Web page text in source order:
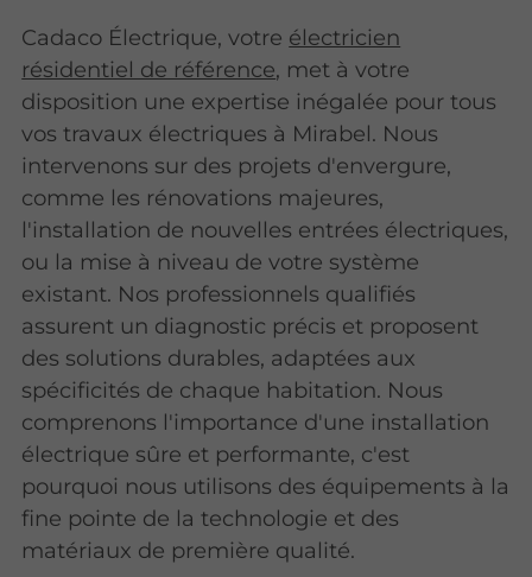
Cadaco Électrique, votre électricien
résidentiel de référence, met à votre
disposition une expertise inégalée pour tous
vos travaux électriques à Mirabel. Nous
intervenons sur des projets d'envergure,
comme les rénovations majeures,
l'installation de nouvelles entrées électriques,
ou la mise à niveau de votre système
existant. Nos professionnels qualifiés
assurent un diagnostic précis et proposent
des solutions durables, adaptées aux
spécificités de chaque habitation. Nous
comprenons l'importance d'une installation
électrique sûre et performante, c'est
pourquoi nous utilisons des équipements à la
fine pointe de la technologie et des
matériaux de première qualité.